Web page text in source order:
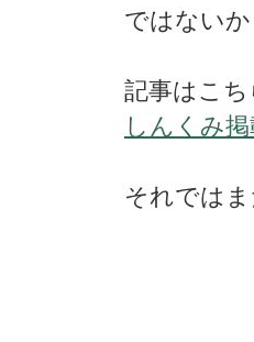
ではない
記事はこ
しんくみ
それでは